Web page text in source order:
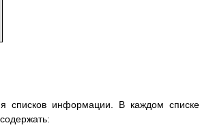
списков информации. В каждом списке